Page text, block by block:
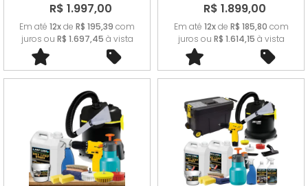
R$ 1.997,00
Em até 12xde R$ 195,39 com
juros ou R$ 1.697,45 à vista
R$ 1.899,00
Em até 12xde R$ 185,80 com
juros ou R$ 1.614,15 à vista